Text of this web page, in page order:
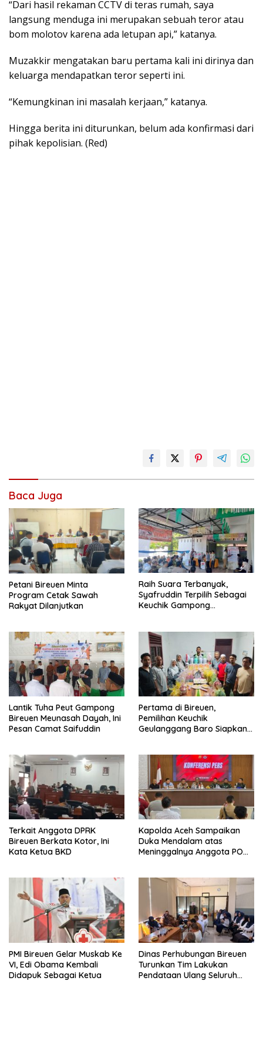
“Dari hasil rekaman CCTV di teras rumah, saya
langsung menduga ini merupakan sebuah teror atau
bom molotov karena ada letupan api,” katanya.
Muzakkir mengatakan baru pertama kali ini dirinya dan
keluarga mendapatkan teror seperti ini.
“Kemungkinan ini masalah kerjaan,” katanya.
Hingga berita ini diturunkan, belum ada konfirmasi dari
pihak kepolisian. (Red)
Baca Juga
Petani Bireuen Minta
Program Cetak Sawah
Rakyat Dilanjutkan
Raih Suara Terbanyak,
Syafruddin Terpilih Sebagai
Keuchik Gampong
Lantik Tuha Peut Gampong
Bireuen Meunasah Dayah, Ini
Pertama di Bireuen,
Pemilihan Keuchik
Geulanggang Baro Siapkan
Terkait Anggota DPRK
Bireuen Berkata Kotor, Ini
Kata Ketua BKD
Kapolda Aceh Sampaikan
Duka Mendalam atas
Meninggalnya Anggota POM
PMI Bireuen Gelar Muskab Ke
VI, Edi Obama Kembali
Didapuk Sebagai Ketua
Dinas Perhubungan Bireuen
Turunkan Tim Lakukan
Pendataan Ulang Seluruh